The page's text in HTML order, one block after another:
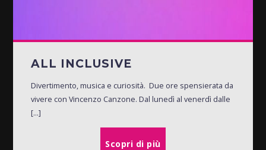
ALL INCLUSIVE
Divertimento, musica e curiosità. Due ore spensierata da
vivere con Vincenzo Canzone. Dal lunedì al venerdì dalle
[...]
Scopri di più